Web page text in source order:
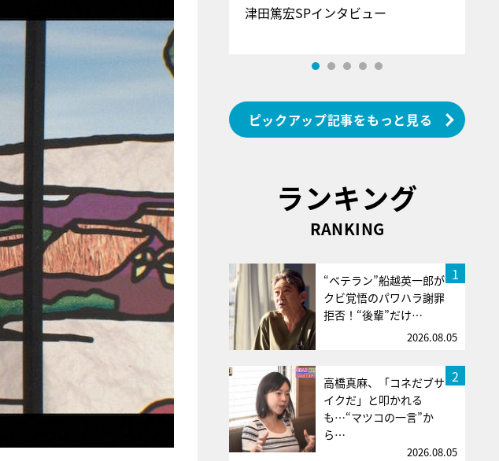
ビュー
津田篤宏SPインタビュー
ピックアップ記事をもっと見る
ランキング
RANKING
1
“ベテラン”船越英一郎が
クビ覚悟のパワハラ謝罪
拒否！“後輩”だけ…
2026.08.05
2
高橋真麻、「コネだブサ
イクだ」と叩かれる
も…“マツコの一言”か
ら…
2026.08.05